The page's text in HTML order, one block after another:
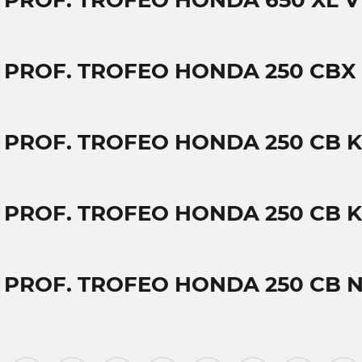
TROFEO HONDA 250 CBX
PROF. TROFEO HONDA 250 CB K
PROF. TROFEO HONDA 250 CB
TROFEO HONDA 250 CB N